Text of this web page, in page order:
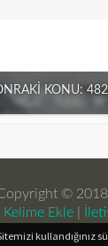
KONU:
©
Kelime Ekle
kullandığınız